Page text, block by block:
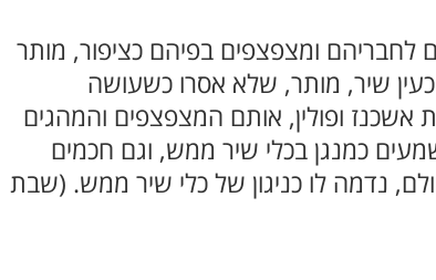
ומצפצפים בפיהם כציפור, מותר
שיר, מותר, שלא אסרו כשעושה
אשכנז ופולין, אותם המצפצפים והמהגים
כמנגן בכלי שיר ממש, וגם חכמים
נדמה לו כניגון של כלי שיר ממש. (שבת